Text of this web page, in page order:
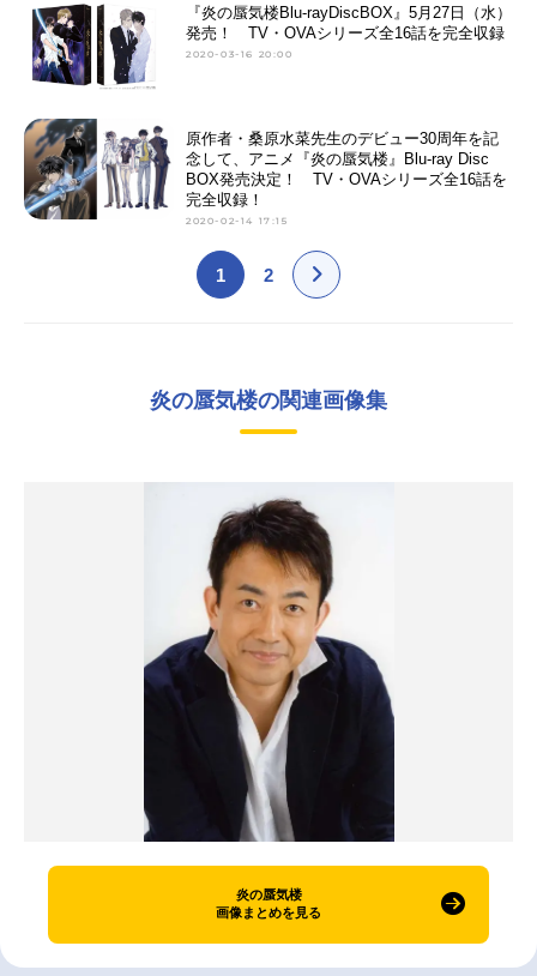
『炎の蜃気楼Blu-rayDiscBOX』5月27日（水）
発売！ TV・OVAシリーズ全16話を完全収録
2020-03-16 20:00
原作者・桑原水菜先生のデビュー30周年を記
念して、アニメ『炎の蜃気楼』Blu-ray Disc
BOX発売決定！ TV・OVAシリーズ全16話を
完全収録！
2020-02-14 17:15
1 2
炎の蜃気楼の関連画像集
炎の蜃気楼
画像まとめを見る